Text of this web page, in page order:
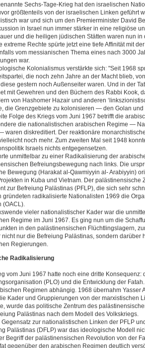
Sechs-Tage-Krieg hat den israelischen
größtenteils von der israelischen Linken geführt
war und sich um den Premierminister David
in Israel nun immer stärker in eine religiöse
und die heiligen jüdischen Stätten waren nun
extreme Rechte spürte jetzt eine tiefe Affinität mit
vom messianischen Thema eines nach 3000
war.
Kolonialismus verstärkte sich: "Seit 1968
die noch zehn Jahre an der Macht blieb,
gestern noch Außenseiter waren. Und in der
mit Gewehren und den Büchern des Rabbi Kook,
von Hashomer Hazair und anderen
die Grenzgebiete zu kolonisieren — den Golan
Folge des Kriegs vom Juni 1967 betrifft die
die nationalistischen arabischen Regime —
waren diskreditiert. Der reaktionäre
noch mehr. Zum zweiten Mal seit 1948
Israels nichts entgegensetzen.
unmittelbar zu einer Radikalisierung der
Befreiungsbewegung nach links. Die
Bewegung (Harakat al-Qawmiyyin al- Arabiyyin)
in Kuba und Vietnam. Der palästinensische
zur Befreiung Palästinas (PFLP), die sich sehr
gründeten radikalisierte Nationalisten 1969 die
(OACL).
vieler nationalistischer Kader war die
Regime im Juni 1967. Es ging nun um die
in den palästinensischen Flüchtlingslagern,
nicht nur die Befreiung Palästinas, sondern darüber
Regierungen.
Radikalisierung
vom Juni 1967 hatte noch eine dritte
(PLO) und die Entwicklung der
Regimen abhängig. 1968 übernahm Yasser
Kader und Gruppierungen von der marxistischen
wurde das politische Zentrum des
Palästinas nach dem Modell des Volkskriegs.
Gegensatz zur nationalistischen Linken der PFLP
Palästinas (DFLP) war das ideologische Modell
Begriff der palästinensischen Revolution von der
gegenüber den arabischen Regimen deutlich